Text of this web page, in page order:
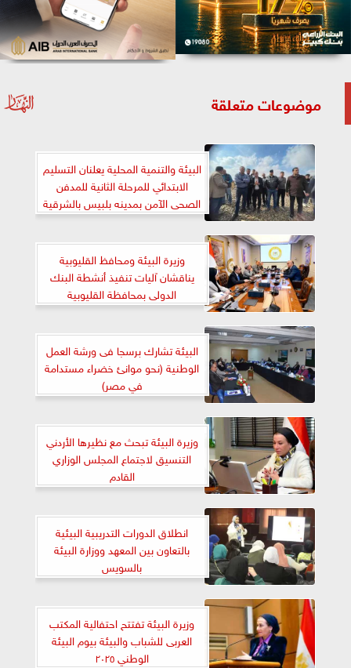
موضوعات متعلقة
البيئة والتنمية المحلية يعلنان التسليم
الابتدائي للمرحلة الثانية للمدفن
الصحى الآمن بمدينه بلبيس بالشرقية
وزيرة البيئة ومحافظ القليوبية
يناقشان آليات تنفيذ أنشطة البنك
الدولى بمحافظة القليوبية
البيئة تشارك برسجا فى ورشة العمل
الوطنية (نحو موانئ خضراء مستدامة
في مصر)
وزيرة البيئة تبحث مع نظيرها الأردني
التنسيق لاجتماع المجلس الوزاري
القادم
انطلاق الدورات التدريبية البيئية
بالتعاون بين المعهد ووزارة البيئة
بالسويس
وزيرة البيئة تفتتح احتفالية المكتب
العربى للشباب والبيئة بيوم البيئة
الوطني ٢٠٢٥